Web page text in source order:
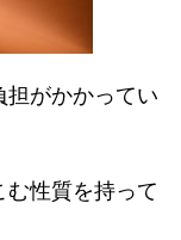
がかかってい
性質を持って